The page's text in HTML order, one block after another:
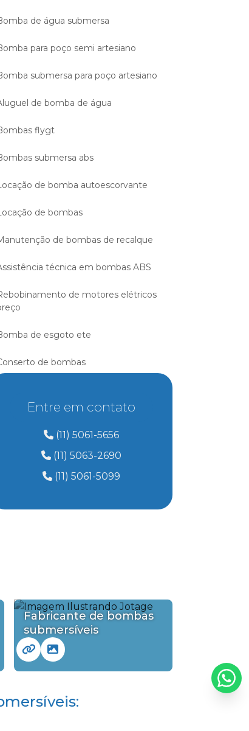
de água submersa
para poço semi artesiano
submersa para poço artesiano
de bomba de água
flygt
submersa abs
de bomba autoescorvante
de bombas
de bombas de recalque
técnica em bombas ABS
de motores elétricos
de esgoto ete
de bombas
Bombas re-autoescorvantes
Bombas abs para esgoto
Fábrica de bomba submersa
Venda bombas flygt
Entre em contato
(11) 5061-5656
(11) 5063-2690
(11) 5061-5099
Fabricante de bombas
submersíveis